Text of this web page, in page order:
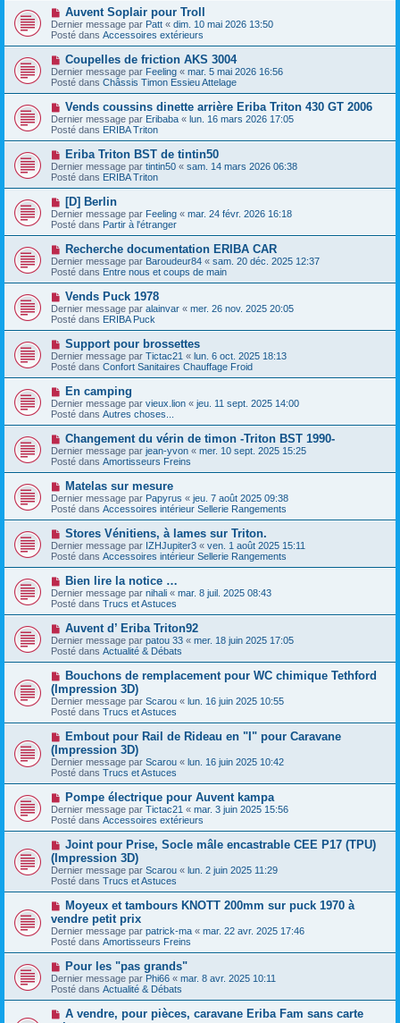
s
s
a
g
e
a
u
m
e
s
s
a
g
e
N
o
u
v
a
u
m
e
s
s
a
g
e
Auvent Soplair pour Troll
Dernier message par Patt « dim. 10 mai 2026 13:50
Posté dans Accessoires extérieurs
N
o
u
v
e
u
m
e
s
a
g
e
Coupelles de friction AKS 3004
Dernier message par Feeling « mar. 5 mai 2026 16:56
Posté dans Châssis Timon Essieu Attelage
N
o
u
v
e
a
u
m
e
s
a
g
e
Vends coussins dinette arrière Eriba Triton 430 GT 2006
Dernier message par Eribaba « lun. 16 mars 2026 17:05
Posté dans ERIBA Triton
N
o
u
v
e
u
m
e
s
a
g
e
Eriba Triton BST de tintin50
Dernier message par tintin50 « sam. 14 mars 2026 06:38
Posté dans ERIBA Triton
N
o
u
v
e
a
u
m
e
s
s
a
g
e
[D] Berlin
Dernier message par Feeling « mar. 24 févr. 2026 16:18
Posté dans Partir à l'étranger
N
o
u
v
e
u
m
e
s
s
a
g
e
Recherche documentation ERIBA CAR
Dernier message par Baroudeur84 « sam. 20 déc. 2025 12:37
Posté dans Entre nous et coups de main
N
o
u
v
e
a
u
m
e
s
a
g
e
Vends Puck 1978
Dernier message par alainvar « mer. 26 nov. 2025 20:05
Posté dans ERIBA Puck
N
o
u
v
e
a
u
m
e
s
s
a
g
e
Support pour brossettes
Dernier message par Tictac21 « lun. 6 oct. 2025 18:13
Posté dans Confort Sanitaires Chauffage Froid
N
o
u
v
a
u
m
e
s
a
g
e
En camping
Dernier message par vieux.lion « jeu. 11 sept. 2025 14:00
Posté dans Autres choses...
N
o
u
v
e
a
u
m
e
s
s
a
g
e
Changement du vérin de timon -Triton BST 1990-
Dernier message par jean-yvon « mer. 10 sept. 2025 15:25
Posté dans Amortisseurs Freins
N
o
u
v
e
a
u
m
e
s
a
g
Matelas sur mesure
Dernier message par Papyrus « jeu. 7 août 2025 09:38
Posté dans Accessoires intérieur Sellerie Rangements
N
o
u
v
e
a
u
m
e
s
s
a
g
e
Stores Vénitiens, à lames sur Triton.
Dernier message par IZHJupiter3 « ven. 1 août 2025 15:11
Posté dans Accessoires intérieur Sellerie Rangements
N
o
u
v
a
u
m
e
s
a
g
e
Bien lire la notice …
Dernier message par nihali « mar. 8 juil. 2025 08:43
Posté dans Trucs et Astuces
N
o
u
v
e
a
u
m
e
s
s
a
g
e
Auvent d’ Eriba Triton92
Dernier message par patou 33 « mer. 18 juin 2025 17:05
Posté dans Actualité & Débats
N
u
v
e
a
m
e
s
a
g
e
Bouchons de remplacement pour WC chimique Tethford
(Impression 3D)
Dernier message par Scarou « lun. 16 juin 2025 10:55
Posté dans Trucs et Astuces
N
u
v
e
a
m
e
s
a
g
e
Embout pour Rail de Rideau en "I" pour Caravane
(Impression 3D)
Dernier message par Scarou « lun. 16 juin 2025 10:42
Posté dans Trucs et Astuces
N
o
u
v
a
u
m
e
s
s
a
g
e
Pompe électrique pour Auvent kampa
Dernier message par Tictac21 « mar. 3 juin 2025 15:56
Posté dans Accessoires extérieurs
N
u
v
e
a
m
e
s
a
g
e
Joint pour Prise, Socle mâle encastrable CEE P17 (TPU)
(Impression 3D)
Dernier message par Scarou « lun. 2 juin 2025 11:29
Posté dans Trucs et Astuces
N
u
v
e
a
m
e
s
a
Moyeux et tambours KNOTT 200mm sur puck 1970 à
vendre petit prix
Dernier message par patrick-ma « mar. 22 avr. 2025 17:46
Posté dans Amortisseurs Freins
N
o
u
v
a
Pour les "pas grands"
Dernier message par Phi66 « mar. 8 avr. 2025 10:11
Posté dans Actualité & Débats
N
A vendre, pour pièces, caravane Eriba Fam sans carte